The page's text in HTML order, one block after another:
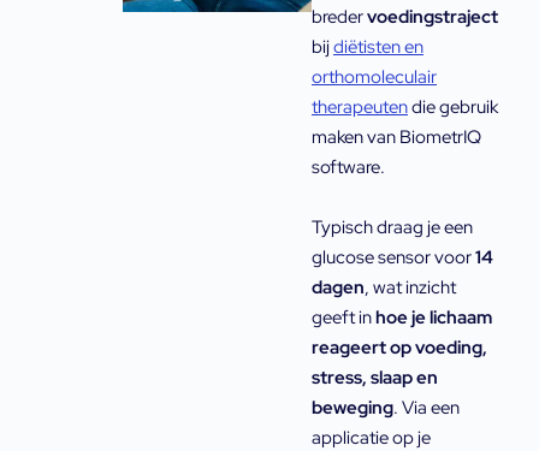
bredervoedingstraject
bijdiëtisten en
orthomoleculair
therapeutendie gebruik
maken van BiometrIQ
software.
Typisch draag je een
glucose sensor voor14
dagen, wat inzicht
geeft inhoe je lichaam
reageert op voeding,
stress, slaap en
beweging. Via een
applicatie op je